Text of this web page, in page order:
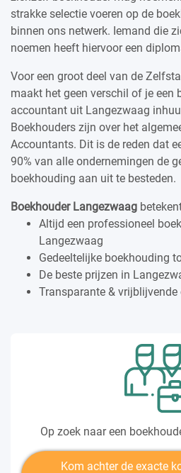
strakke selectie voeren op de
binnen ons netwerk. Iemand die
noemen heeft hiervoor een
Voor een groot deel van de
maakt het geen verschil of je een
accountant uit Langezwaag
Boekhouders zijn over het
Accountants. Dit is de reden dat
90% van alle ondernemingen de
boekhouding aan uit te besteden.
Boekhouder Langezwaag
Altijd een professioneel
Langezwaag
Gedeeltelijke boekhouding
De beste prijzen in
Transparante &
Op zoek naar een
Kom achter de exacte